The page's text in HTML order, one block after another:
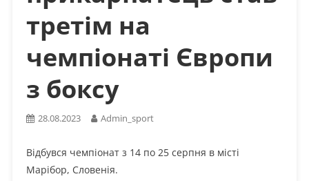
третім на
чемпіонаті Європи
з боксу
28.08.2023 Admin_sport
Відбувся чемпіонат з 14 по 25 серпня в місті
Марібор, Словенія.